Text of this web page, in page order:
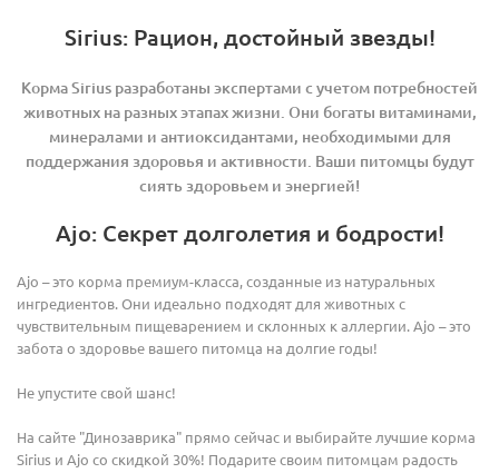
Sirius: Рацион, достойный звезды!
Корма Sirius разработаны экспертами с учетом потребностей
животных на разных этапах жизни. Они богаты витаминами,
минералами и антиоксидантами, необходимыми для
поддержания здоровья и активности. Ваши питомцы будут
сиять здоровьем и энергией!
Ajo: Секрет долголетия и бодрости!
Ajo – это корма премиум-класса, созданные из натуральных
ингредиентов. Они идеально подходят для животных с
чувствительным пищеварением и склонных к аллергии. Ajo – это
забота о здоровье вашего питомца на долгие годы!
Не упустите свой шанс!
На сайте "Динозаврика" прямо сейчас и выбирайте лучшие корма
Sirius и Ajo со скидкой 30%! Подарите своим питомцам радость